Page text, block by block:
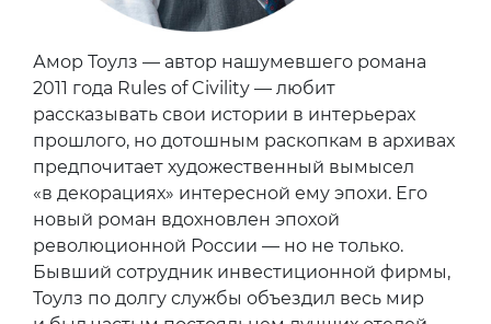
Амор Тоулз — автор нашумевшего романа
2011 года Rules of Civility — любит
рассказывать свои истории в интерьерах
прошлого, но дотошным раскопкам в архивах
предпочитает художественный вымысел
«в декорациях» интересной ему эпохи. Его
новый роман вдохновлен эпохой
революционной России — но не только.
Бывший сотрудник инвестиционной фирмы,
Тоулз по долгу службы объездил весь мир